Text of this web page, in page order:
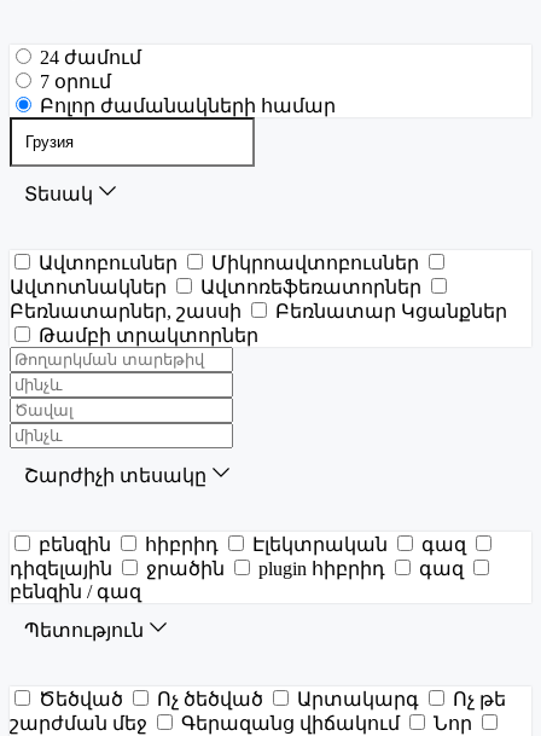
24 ժամում
7 օրում
Բոլոր ժամանակների համար
Տեսակ
Ավտոբուսներ
Միկրոավտոբուսներ
Ավտոտնակներ
Ավտոռեֆեռատորներ
Բեռնատարներ, շասսի
Բեռնատար Կցանքներ
Թամբի տրակտորներ
Շարժիչի տեսակը
բենզին հիբրիդ Էլեկտրական
գազ
դիզելային
ջրածին plugin հիբրիդ
գազ
բենզին / գազ
Պետություն
Ծեծված Ոչ ծեծված Արտակարգ
Ոչ թե
շարժման մեջ
Գերազանց վիճակում
Նոր